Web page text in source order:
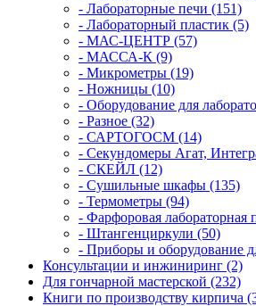
- Лабораторные печи (151)
- Лабораторный пластик (5)
- МАС-ЦЕНТР (57)
- МАССА-К (9)
- Микрометры (19)
- Ножницы (10)
- Оборудование для
- Разное (32)
- САРТОГОСМ (14)
- Секундомеры Агат,
- СКЕЙЛ (12)
- Сушильные шкафы (135)
- Термометры (94)
- Фарфоровая
- Штангенциркули (50)
- Приборы и оборудование
Консультации и инжиниринг (2)
Для гончарной мастерской (232)
Книги по производству кирпича